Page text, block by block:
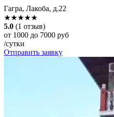
Гагра, Лакоба, д.22
★★★★★
5.0 (1 отзыв)
от 1000 до 7000 руб
/сутки
Отправить заявку